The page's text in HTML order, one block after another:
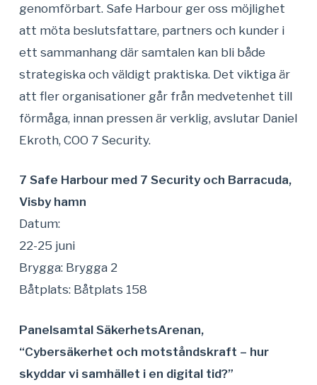
genomförbart. Safe Harbour ger oss möjlighet
att möta beslutsfattare, partners och kunder i
ett sammanhang där samtalen kan bli både
strategiska och väldigt praktiska. Det viktiga är
att fler organisationer går från medvetenhet till
förmåga, innan pressen är verklig, avslutar Daniel
Ekroth, COO 7 Security.
7 Safe Harbour med 7 Security och Barracuda,
Visby hamn
Datum:
22-25 juni
Brygga: Brygga 2
Båtplats: Båtplats 158
Panelsamtal SäkerhetsArenan,
“Cybersäkerhet och motståndskraft – hur
skyddar vi samhället i en digital tid?”